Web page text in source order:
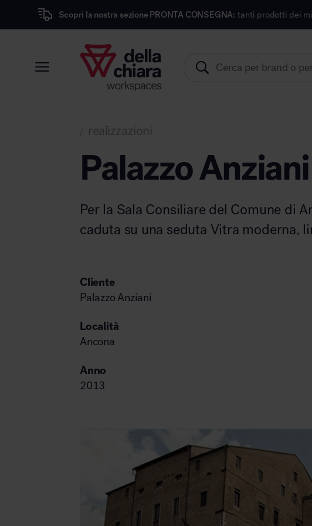
la nostra sezione PRONTA CONSEGNA: tanti prodotti dei migliori marchi di
Pronta Consegna
Sedute
Pareti divisorie
Comfort acustico
Illuminazione
Arredo area operativa Area
Area riunione e convegni Arredo
Area outdoor Area kids
realizzazioni
Palazzo
Per la Sala Consiliare del Comune di
caduta su una seduta Vitra moderna,
Cliente
Palazzo Anziani
Località
Ancona
Anno
2013